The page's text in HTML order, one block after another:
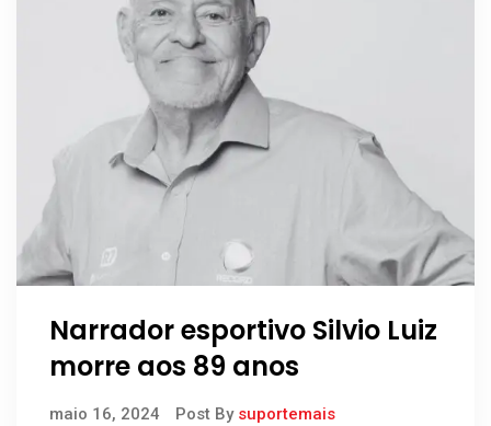
Narrador esportivo Silvio Luiz
morre aos 89 anos
maio 16, 2024 Post By suportemais